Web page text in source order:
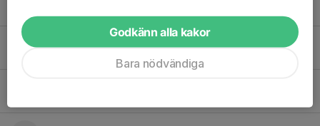
17. Sedam Mohamed Dawoud
Godkänn alla kakor
Bara nödvändiga